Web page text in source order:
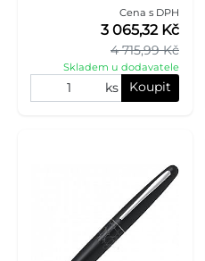
Cena s DPH
4 715,99 Kč
3 065,32 Kč
Skladem u dodavatele
ks Koupit